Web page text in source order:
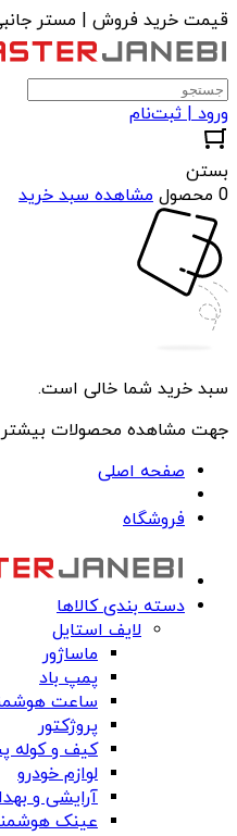
قیمت خرید فروش | مستر
ورود | ثبت‌نام
بستن
0 محصول
مشاهده سبد خرید
سبد خرید شما خالی است.
جهت مشاهده محصولات بیشتر
صفحه اصلی
فروشگاه
دسته بندی کالاها
لایف استایل
ماساژور
پمپ باد
ساعت
پروژکتور
کیف و کوله
لوازم خودرو
آرایشی و
عینک